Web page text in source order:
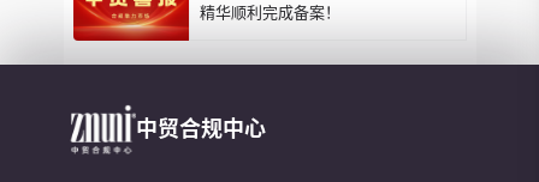
精华顺利完成备案！
中贸合规中心